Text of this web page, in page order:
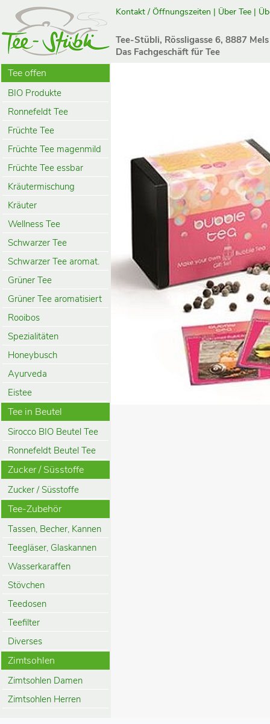
Kontakt / Öffnungszeiten | Über Tee |
Tee-Stübli, Rössligasse 6, 8887 Mels
Das Fachgeschäft für Tee
Tee offen
BIO Produkte
Ronnefeldt Tee
Früchte Tee
Früchte Tee magenmild
Früchte Tee essbar
Kräutermischung
Kräuter
Wellness Tee
Schwarzer Tee
Schwarzer Tee aromat.
Grüner Tee
Grüner Tee aromatisiert
Rooibos
Spezialitäten
Honeybusch
Ayurveda
Eistee
Tee in Beutel
Sirocco BIO Beutel Tee
Ronnefeldt Beutel Tee
Zucker / Süsstoffe
Zucker / Süsstoffe
Tee-Zubehör
Tassen, Becher, Kannen
Teegläser, Glaskannen
Wasserkaraffen
Stövchen
Teedosen
Teefilter
Diverses
Zimtsohlen
Zimtsohlen Damen
Zimtsohlen Herren